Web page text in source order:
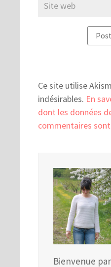
Ce site utilise
indésirables. En
dont les données
commentaires
Bienvenue